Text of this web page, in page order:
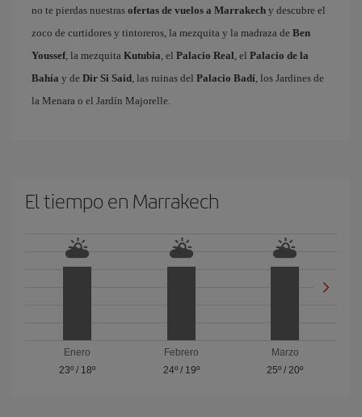
no te pierdas nuestras ofertas de vuelos a Marrakech y descubre el
zoco de curtidores y tintoreros, la mezquita y la madraza de Ben
Youssef, la mezquita Kutubia, el Palacio Real, el Palacio de la
Bahía y de Dir Si Said, las ruinas del Palacio Badí, los Jardines de
la Menara o el Jardín Majorelle.
El tiempo en Marrakech
Enero
23º/ 18º
Febrero
24º/ 19º
Marzo
25º /20º